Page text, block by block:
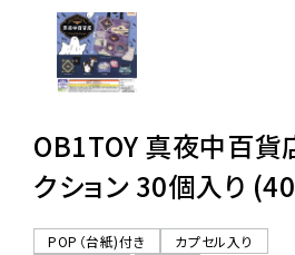
06-6282-
OB1TOY 真夜中百貨
クション 30個入り
POP（台紙)付き
カプセル入り